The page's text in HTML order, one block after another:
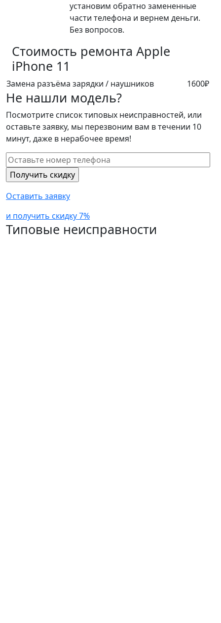
установим обратно замененные
части телефона и вернем деньги.
Без вопросов.
Стоимость ремонта Apple
iPhone 11
Замена разъёма зарядки / наушников 1600₽
Не нашли модель?
Посмотрите список типовых неисправностей, или
оставьте заявку, мы перезвоним вам в течении 10
минут, даже в нерабочее время!
Оставить заявку
и получить скидку 7%
Типовые неисправности